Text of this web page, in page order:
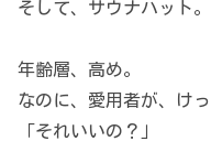
そして、サウナハット。
年齢層、高め。
なのに、愛用者が、けっ
「それいいの？」